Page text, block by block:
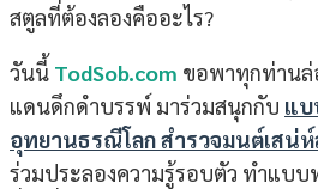
สตูลที่ต้องลองคืออะไร?
วันนี้ TodSob.com ขอพาทุกท่านล่
แดนดึกดำบรรพ์ มาร่วมสนุกกับ แบ
อุทยานธรณีโลก สำรวจมนต์เสน่
ร่วมประลองความรู้รอบตัว ทำแบ